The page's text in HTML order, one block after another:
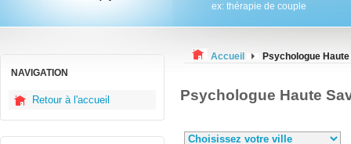
ex: thérapie de couple
NAVIGATION
Retour à l'accueil
Accueil Psychologue
Psychologue Haute